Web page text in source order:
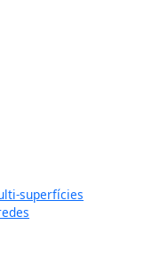
superfícies